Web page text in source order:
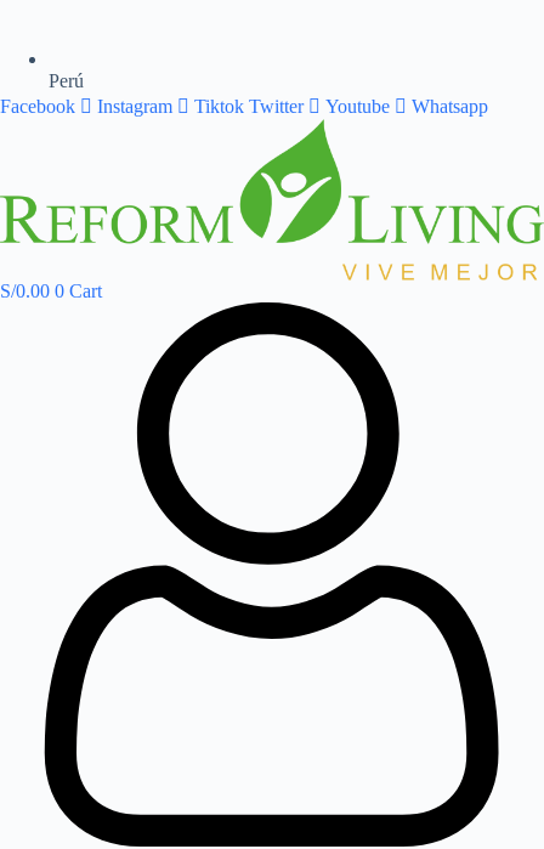
Perú
Facebook
Instagram Tiktok Twitter Youtube Whatsapp
S/0.00 0 Cart